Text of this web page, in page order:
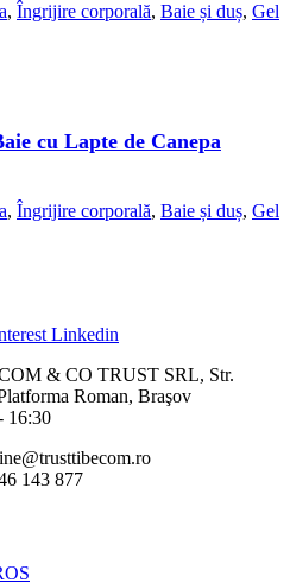
, Îngrijire corporală, Baie și duș, Gel
cu Lapte de Canepa
, Îngrijire corporală, Baie și duș, Gel
Linkedin
& CO TRUST SRL, Str.
Roman, Braşov
16:30
143 877